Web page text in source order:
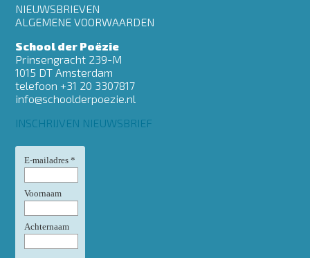
Footer
menu
NIEUWSBRIEVEN
ALGEMENE VOORWAARDEN
School der Poëzie
Prinsengracht 239-M
1015 DT Amsterdam
telefoon +31 20 3307817
info@schoolderpoezie.nl
INSCHRIJVEN NIEUWSBRIEF